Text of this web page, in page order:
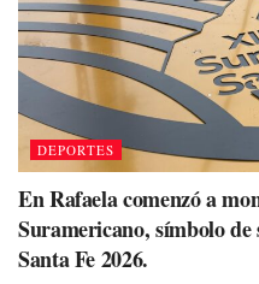
DEPORTES
En Rafaela comenzó a
Suramericano, símbolo de
Santa Fe 2026.